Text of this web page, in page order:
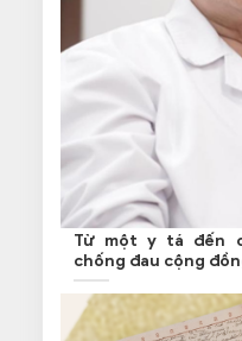
Từ một y tá đến
chống đau cộng